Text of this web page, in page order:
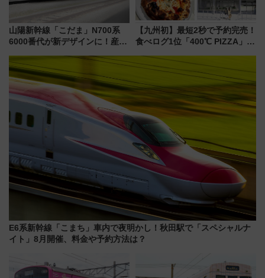
山陽新幹線「こだま」N700系
6000番代が新デザインに！産学
用は今冬から
【九州初】最短2秒で予約完売！
食べログ1位「400℃ PIZZA」が
プン。もつ鍋風など限定メニュ
E6系新幹線「こまち」車内で夜明かし！秋田駅で「スペシャルナ
イト」8月開催、料金や予約方法は？